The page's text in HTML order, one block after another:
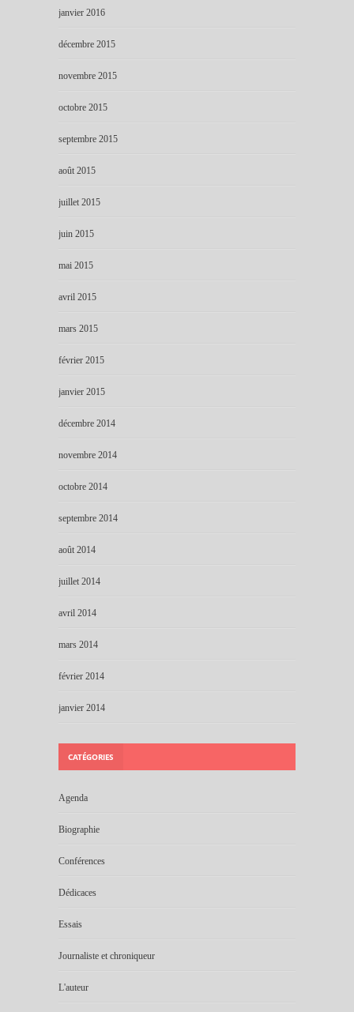
janvier 2016
décembre 2015
novembre 2015
octobre 2015
septembre 2015
août 2015
juillet 2015
juin 2015
mai 2015
avril 2015
mars 2015
février 2015
janvier 2015
décembre 2014
novembre 2014
octobre 2014
septembre 2014
août 2014
juillet 2014
avril 2014
mars 2014
février 2014
janvier 2014
CATÉGORIES
Agenda
Biographie
Conférences
Dédicaces
Essais
Journaliste et chroniqueur
L'auteur